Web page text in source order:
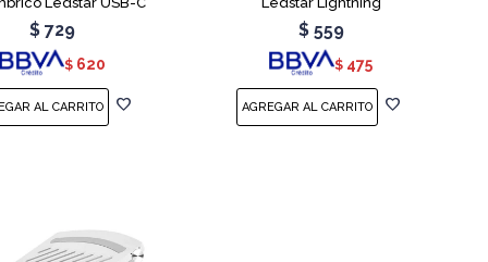
$ 729
$ 620
$ 559
$ 475